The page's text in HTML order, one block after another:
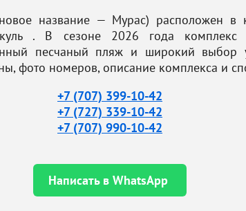
название — Мурас) расположен в
. В сезоне 2026 года комплекс
песчаный пляж и широкий выбор
фото номеров, описание комплекса и
+7 (707) 399-10-42
+7 (727) 339-10-42
+7 (707) 990-10-42
Написать в WhatsApp